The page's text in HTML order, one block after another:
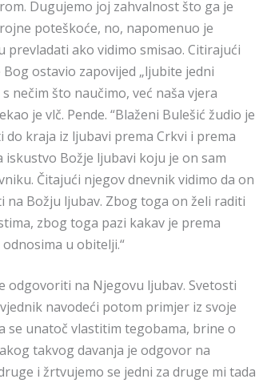
Dugujemo joj zahvalnost što ga je
poteškoće, no, napomenuo je
ako vidimo smisao. Citirajući
ostavio zapovijed „ljubite jedni
nečim što naučimo, već naša vjera
je vlč. Pende. “Blaženi Bulešić žudio je
kraja iz ljubavi prema Crkvi i prema
Božje ljubavi koju je on sam
Čitajući njegov dnevnik vidimo da on
Božju ljubav. Zbog toga on želi raditi
zbog toga pazi kakav je prema
u obitelji.“
odgovoriti na Njegovu ljubav. Svetosti
navodeći potom primjer iz svoje
se unatoč vlastitim tegobama, brine o
takvog davanja je odgovor na
i žrtvujemo se jedni za druge mi tada